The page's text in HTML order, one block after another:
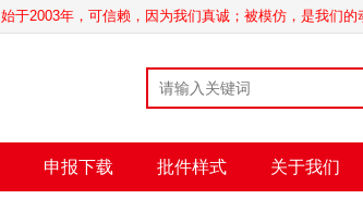
始于2003年，可信赖，因为我们真诚；被模仿，是我们
申报下载 批件样式 关于我们